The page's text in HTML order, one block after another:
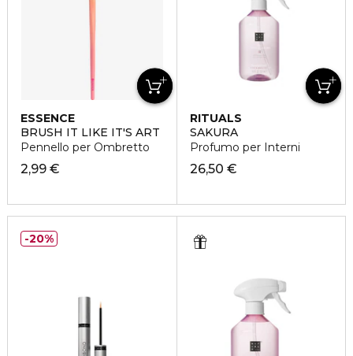
ESSENCE
BRUSH IT LIKE IT'S ART
Pennello per Ombretto
2,99 €
RITUALS
SAKURA
Profumo per Interni
26,50 €
20%